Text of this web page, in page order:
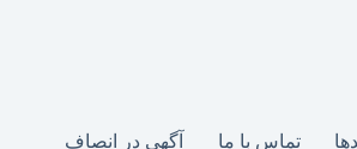
تماس با ما آگهی در انصاف